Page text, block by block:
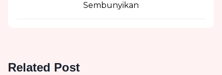
Sembunyikan
Related Post